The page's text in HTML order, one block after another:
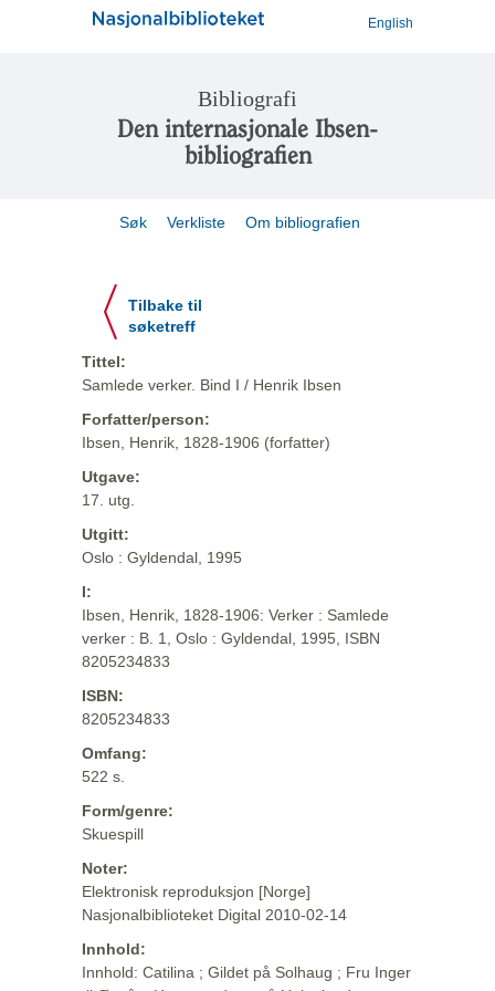
English
Bibliografi
Den internasjonale Ibsen-
bibliografien
Søk Verkliste Om bibliografien
Tilbake til
søketreff
Tittel:
Samlede verker. Bind I / Henrik Ibsen
Forfatter/person:
Ibsen, Henrik, 1828-1906 (forfatter)
Utgave:
17. utg.
Utgitt:
Oslo : Gyldendal, 1995
I:
Ibsen, Henrik, 1828-1906: Verker : Samlede
verker : B. 1, Oslo : Gyldendal, 1995, ISBN
8205234833
ISBN:
8205234833
Omfang:
522 s.
Form/genre:
Skuespill
Noter:
Elektronisk reproduksjon [Norge]
Nasjonalbiblioteket Digital 2010-02-14
Innhold:
Innhold: Catilina ; Gildet på Solhaug ; Fru Inger